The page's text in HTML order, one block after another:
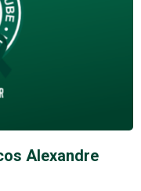
Alexandre